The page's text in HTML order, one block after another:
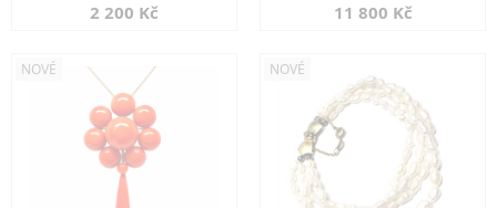
2 200 Kč 11 800 Kč
NOVÉ NOVÉ